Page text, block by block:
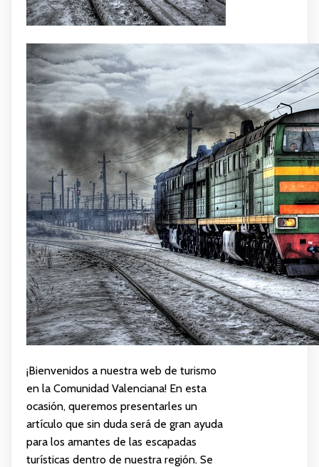
¡Bienvenidos a nuestra web de turismo
en la Comunidad Valenciana! En esta
ocasión, queremos presentarles un
artículo que sin duda será de gran ayuda
para los amantes de las escapadas
turísticas dentro de nuestra región. Se